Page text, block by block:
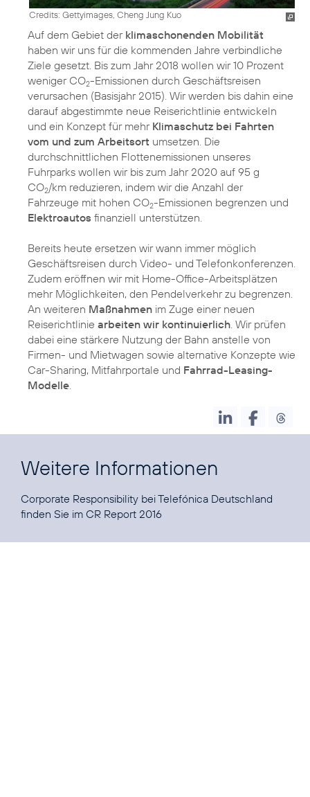
Credits: Gettyimages, Cheng Jung Kuo
Auf dem Gebiet der klimaschonenden Mobilität
haben wir uns für die kommenden Jahre verbindliche
Ziele gesetzt. Bis zum Jahr 2018 wollen wir 10 Prozent
weniger CO2-Emissionen durch Geschäftsreisen
verursachen (Basisjahr 2015). Wir werden bis dahin eine
darauf abgestimmte neue Reiserichtlinie entwickeln
und ein Konzept für mehr Klimaschutz bei Fahrten
vom und zum Arbeitsort umsetzen. Die
durchschnittlichen Flottenemissionen unseres
Fuhrparks wollen wir bis zum Jahr 2020 auf 95 g
CO2/km reduzieren, indem wir die Anzahl der
Fahrzeuge mit hohen CO2-Emissionen begrenzen und
Elektroautos finanziell unterstützen.
Bereits heute ersetzen wir wann immer möglich
Geschäftsreisen durch Video- und Telefonkonferenzen.
Zudem eröffnen wir mit Home-Office-Arbeitsplätzen
mehr Möglichkeiten, den Pendelverkehr zu begrenzen.
An weiteren Maßnahmen im Zuge einer neuen
Reiserichtlinie arbeiten wir kontinuierlich . Wir prüfen
dabei eine stärkere Nutzung der Bahn anstelle von
Firmen- und Mietwagen sowie alternative Konzepte wie
Car-Sharing, Mitfahrportale und Fahrrad-Leasing-
Modelle
Weitere Informationen
Corporate Responsibility bei Telefónica Deutschland
finden Sie im CR Report 2016